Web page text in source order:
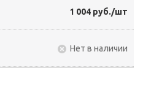
1 004 руб./шт
Нет в наличии